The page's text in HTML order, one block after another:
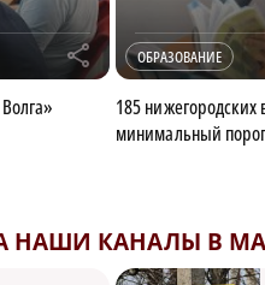
r ОБРАЗОВАНИЕ
185 нижегородских
минимальный
КАНАЛЫ В MAX